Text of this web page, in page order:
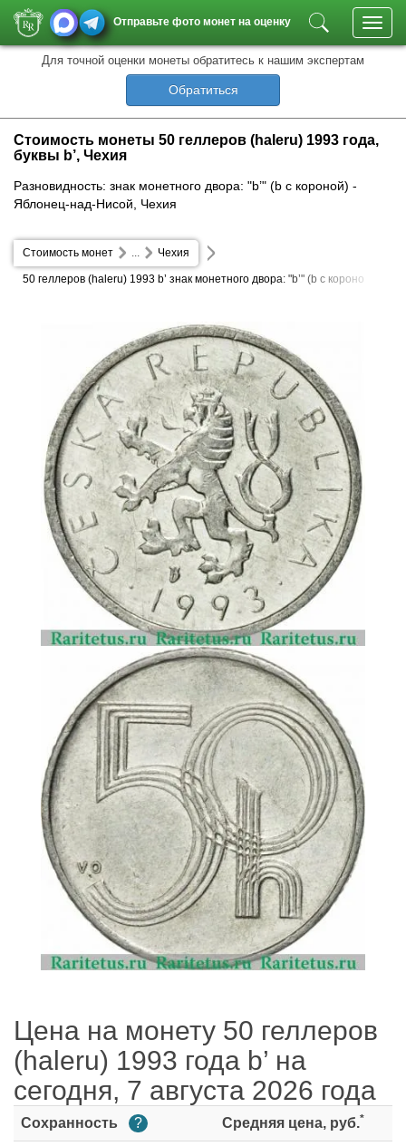
Отправьте фото монет на оценку
Для точной оценки монеты обратитесь к нашим экспертам
Обратиться
Стоимость монеты 50 геллеров (haleru) 1993 года,
буквы b’, Чехия
Разновидность: знак монетного двора: "b’" (b с короной) -
Яблонец-над-Нисой, Чехия
Стоимость монет Чехия
...
50 геллеров (haleru) 1993 b’ знак монетного двора: "b’" (b с короно
Цена на монету 50 геллеров
(haleru) 1993 года b’ на
сегодня, 7 августа 2026 года
Сохранность ? Средняя цена, руб.*